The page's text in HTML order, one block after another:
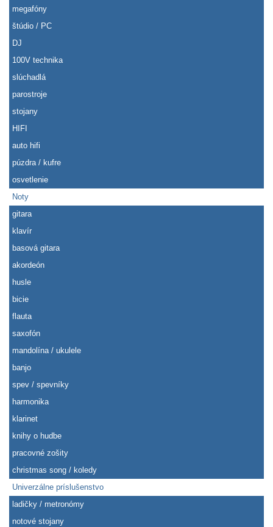
megafóny
štúdio / PC
DJ
100V technika
slúchadlá
parostroje
stojany
HIFI
auto hifi
púzdra / kufre
osvetlenie
Noty
gitara
klavír
basová gitara
akordeón
husle
bicie
flauta
saxofón
mandolína / ukulele
banjo
spev / spevníky
harmonika
klarinet
knihy o hudbe
pracovné zošity
christmas song / koledy
Univerzálne príslušenstvo
ladičky / metronómy
notové stojany